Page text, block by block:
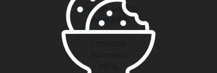
Quiénes somos
Solicitantes
Emprendimiento
Empresas
Alumnado
Hitos